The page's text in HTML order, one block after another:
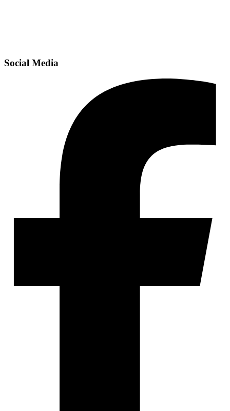
Social Media